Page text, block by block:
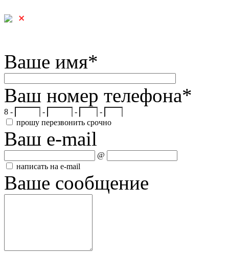
Ваше имя*
Ваш номер телефона*
8 - - -
-
прошу перезвонить срочно
Ваш e-mail
@
написать на e-mail
Ваше сообщение